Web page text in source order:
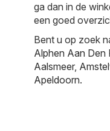
ga dan in de
een goed
Bent u op zoek
Alphen Aan Den
Aalsmeer,
Apeldoorn.